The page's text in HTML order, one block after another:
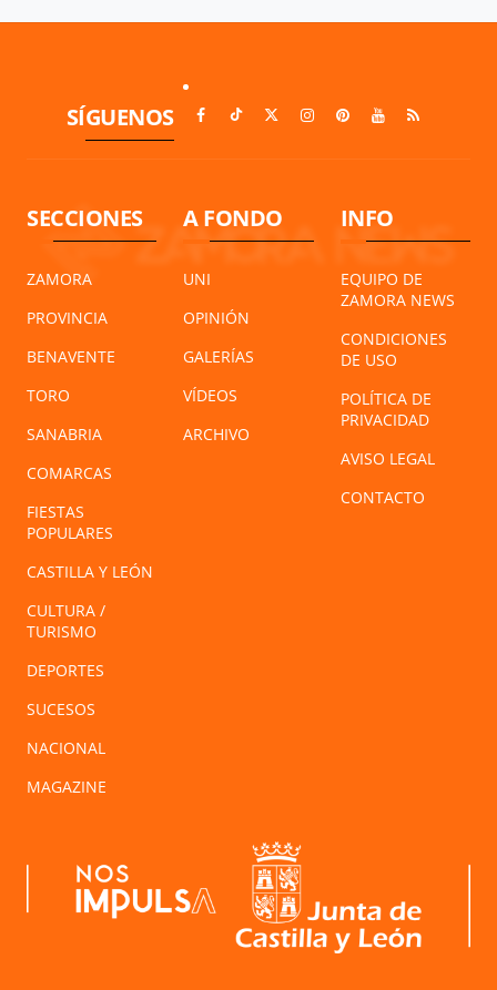
SÍGUENOS
SECCIONES
ZAMORA
PROVINCIA
BENAVENTE
TORO
SANABRIA
COMARCAS
FIESTAS
POPULARES
CASTILLA Y LEÓN
CULTURA /
TURISMO
DEPORTES
SUCESOS
NACIONAL
MAGAZINE
A FONDO
UNI
OPINIÓN
GALERÍAS
VÍDEOS
ARCHIVO
INFO
EQUIPO DE
ZAMORA NEWS
CONDICIONES
DE USO
POLÍTICA DE
PRIVACIDAD
AVISO LEGAL
CONTACTO